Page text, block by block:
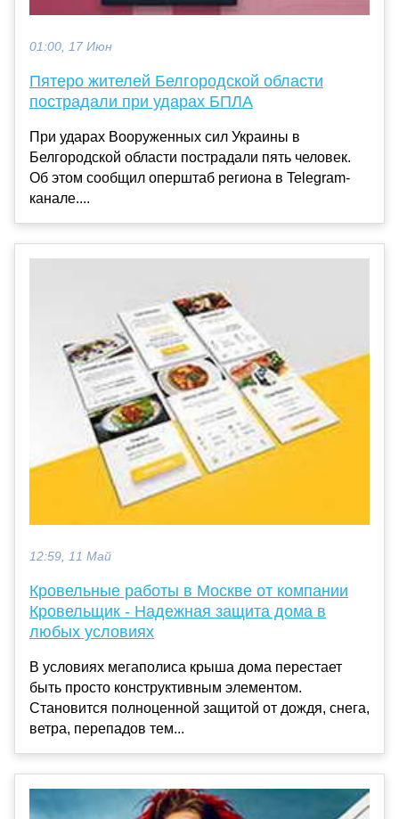
01:00, 17 Июн
Пятеро жителей Белгородской области
пострадали при ударах БПЛА
При ударах Вооруженных сил Украины в
Белгородской области пострадали пять человек.
Об этом сообщил оперштаб региона в Telegram-
канале....
12:59, 11 Май
Кровельные работы в Москве от компании
Кровельщик - Надежная защита дома в
любых условиях
В условиях мегаполиса крыша дома перестает
быть просто конструктивным элементом.
Становится полноценной защитой от дождя, снега,
ветра, перепадов тем...